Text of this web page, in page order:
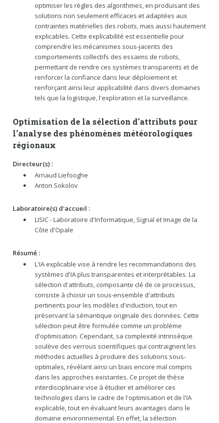
optimiser les règles des algorithmes, en produisant des
solutions non seulement efficaces et adaptées aux
contraintes matérielles des robots, mais aussi hautement
explicables. Cette explicabilité est essentielle pour
comprendre les mécanismes sous-jacents des
comportements collectifs des essaims de robots,
permettant de rendre ces systèmes transparents et de
renforcer la confiance dans leur déploiement et
renforçant ainsi leur applicabilité dans divers domaines
tels que la logistique, l'exploration et la surveillance.
Optimisation de la sélection d'attributs pour
l'analyse des phénomènes météorologiques
régionaux
Directeur(s) :
Arnaud Liefooghe
Anton Sokolov
Laboratoire(s) d'accueil :
LISIC - Laboratoire d'Informatique, Signal et Image de la
Côte d'Opale
Résumé :
L'IA explicable vise à rendre les recommandations des
systèmes d'IA plus transparentes et interprétables. La
sélection d'attributs, composante clé de ce processus,
consiste à choisir un sous-ensemble d'attributs
pertinents pour les modèles d'induction, tout en
préservant la sémantique originale des données. Cette
sélection peut être formulée comme un problème
d'optimisation. Cependant, sa complexité intrinsèque
soulève des verrous scientifiques qui contraignent les
méthodes actuelles à produire des solutions sous-
optimales, révélant ainsi un biais encore mal compris
dans les approches existantes. Ce projet de thèse
interdisciplinaire vise à étudier et améliorer ces
technologies dans le cadre de l'optimisation et de l'IA
explicable, tout en évaluant leurs avantages dans le
domaine environnemental. En effet, la sélection